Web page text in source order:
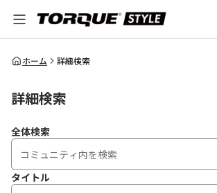
全体検索
ホーム 詳細検索
詳細検索
全体検索
タイトル